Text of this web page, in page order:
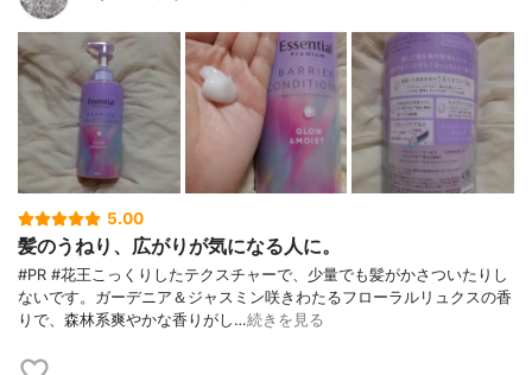
5.00
髪のうねり、広がりが気になる人に。
#PR #花王こっくりしたテクスチャーで、少量でも髪がかさついたりし
ないです。ガーデニア＆ジャスミン咲きわたるフローラルリュクスの香
りで、森林系爽やかな香りがし…続きを見る